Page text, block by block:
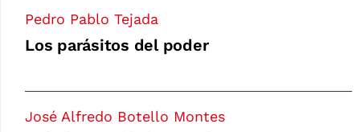
Pedro Pablo Tejada
Los parásitos del poder
José Alfredo Botello Montes